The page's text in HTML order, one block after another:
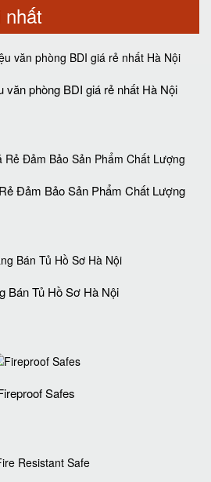
văn phòng BDI giá rẻ nhất Hà Nội
Đảm Bảo Sản Phẩm Chất Lượng‎
Bán Tủ Hồ Sơ Hà Nội
Safes